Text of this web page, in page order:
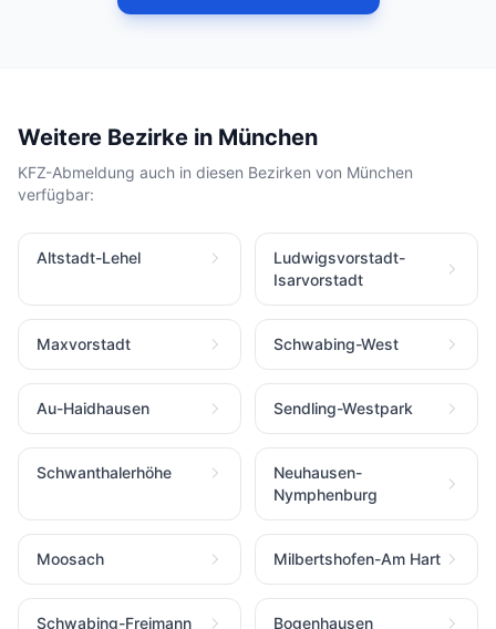
Weitere Bezirke in München
KFZ-Abmeldung auch in diesen Bezirken von München
verfügbar:
Altstadt-Lehel
Ludwigsvorstadt-
Isarvorstadt
Maxvorstadt Schwabing-West
Au-Haidhausen Sendling-Westpark
Schwanthalerhöhe
Neuhausen-
Nymphenburg
Moosach Milbertshofen-Am Hart
Schwabing-Freimann Bogenhausen